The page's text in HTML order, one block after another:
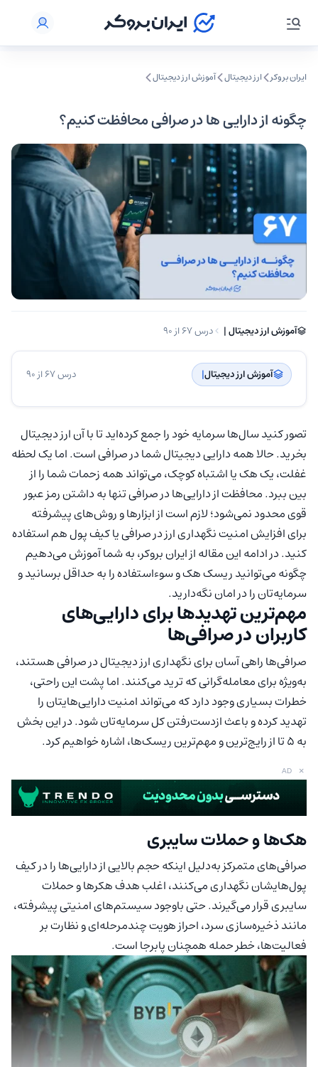
ایران بروکر ارز دیجیتال آموزش ارز دیجیتال
چگونه از دارایی‌ ها در صرافی محافظت کنیم؟
آموزش ارز دیجیتال | ‌ درس 67 از 90
آموزش ارز دیجیتال| ‌ درس 67 از 90
تصور کنید سال‌ها سرمایه خود را جمع کرده‌اید تا با آن ارز دیجیتال
بخرید. حالا همه دارایی دیجیتال شما در صرافی است. اما یک لحظه
غفلت، یک هک یا اشتباه کوچک، می‌تواند همه زحمات شما را از
بین ببرد. محافظت از دارایی‌ها در صرافی تنها به داشتن رمز عبور
قوی محدود نمی‌شود؛ لازم است از ابزارها و روش‌های پیشرفته
برای افزایش امنیت نگهداری ارز در صرافی یا کیف پول هم استفاده
کنید. در ادامه این مقاله از ایران بروکر، به شما آموزش می‌دهیم
چگونه می‌توانید ریسک هک و سوءاستفاده را به حداقل برسانید و
سرمایه‌تان را در امان نگه‌دارید.
مهم‌ترین تهدیدها برای دارایی‌های
کاربران در صرافی‌ها
صرافی‌ها راهی آسان برای نگهداری ارز دیجیتال در صرافی هستند،
به‌ویژه برای معامله‌گرانی که ترید می‌کنند. اما پشت این راحتی،
خطرات بسیاری وجود دارد که می‌تواند امنیت دارایی‌هایتان را
تهدید کرده و باعث ازدست‌رفتن کل سرمایه‌تان شود. در این بخش
به ۵ تا از رایج‌ترین و مهم‌ترین ریسک‌ها، اشاره خواهیم کرد.
AD ×
هک‌ها و حملات سایبری
صرافی‌های متمرکز به‌دلیل اینکه حجم بالایی از دارایی‌ها را در کیف
پول‌هایشان نگهداری می‌کنند، اغلب هدف هکرها و حملات
سایبری قرار می‌گیرند. حتی باوجود سیستم‌های امنیتی پیشرفته،
مانند ذخیره‌سازی سرد، احراز هویت چندمرحله‌ای و نظارت بر
فعالیت‌ها، خطر حمله همچنان پابرجا است.